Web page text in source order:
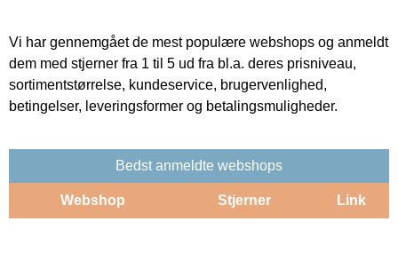
Vi har gennemgået de mest populære webshops og anmeldt
dem med stjerner fra 1 til 5 ud fra bl.a. deres prisniveau,
sortimentstørrelse, kundeservice, brugervenlighed,
betingelser, leveringsformer og betalingsmuligheder.
Bedst anmeldte webshops
Webshop Stjerner Link